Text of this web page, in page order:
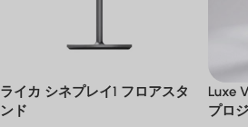
ライカ シネプレイ1 フロアスタ
ンド
Luxe
プロ